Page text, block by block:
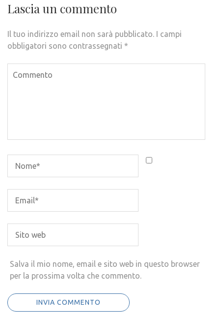
Lascia un commento
Il tuo indirizzo email non sarà pubblicato. I campi
obbligatori sono contrassegnati *
Salva il mio nome, email e sito web in questo browser
per la prossima volta che commento.